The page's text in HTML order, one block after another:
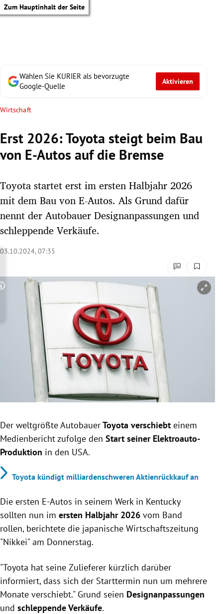
Zum Hauptinhalt der Seite
Untermenü
Untermenü
Untermenü
Untermenü
Untermenü
Untermenü
Untermenü
Untermenü
Untermenü
Untermenü
Wählen Sie KURIER als bevorzugte
Google-Quelle
Aktivieren
Wirtschaft
Erst 2026: Toyota steigt beim Bau
von E-Autos auf die Bremse
Toyota startet erst im ersten Halbjahr 2026
mit dem Bau von E-Autos. Als Grund dafür
nennt der Autobauer Designanpassungen und
schleppende Verkäufe.
03.10.2024, 07:35
Copyright-Hinweis öffnen/schließen
Der weltgrößte AutobauerToyota verschiebt einem
Medienbericht zufolge den Start seiner Elektroauto-
Produktion in den USA.
Toyota kündigt milliardenschweren Aktienrückkauf an
Die ersten E-Autos in seinem Werk in Kentucky
sollten nun im ersten Halbjahr 2026 vom Band
rollen, berichtete die japanische Wirtschaftszeitung
"Nikkei" am Donnerstag.
"Toyota hat seine Zulieferer kürzlich darüber
informiert, dass sich der Starttermin nun um mehrere
Monate verschiebt." Grund seien Designanpassungen
und schleppende Verkäufe.